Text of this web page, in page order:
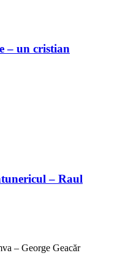
– un cristian
– Raul
– George Geacăr